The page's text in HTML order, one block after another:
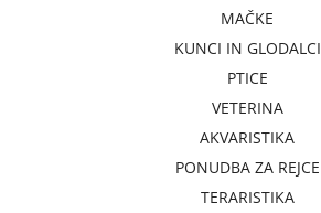
MAČKE
KUNCI IN GLODALCI
PTICE
VETERINA
AKVARISTIKA
PONUDBA ZA REJCE
TERARISTIKA